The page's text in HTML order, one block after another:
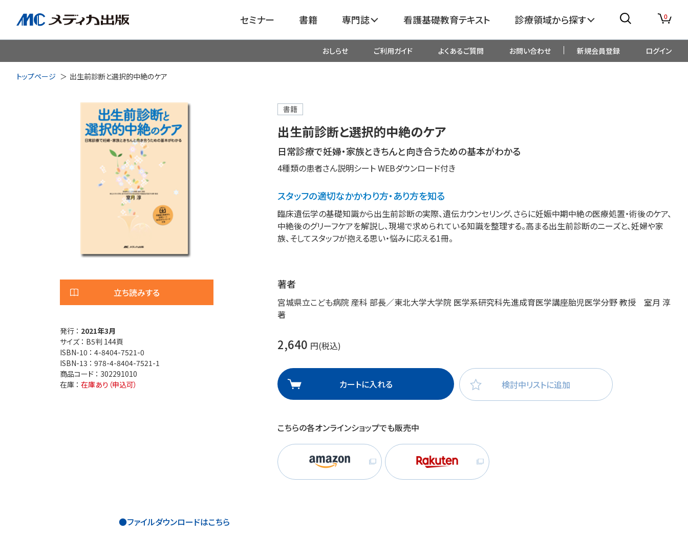
セミナー 書籍 専門誌
看護
医学
栄養
看護基礎教育テキスト 診療領域から探す
脳神経
透析・腎臓・血液浄化 がん
耳鼻咽喉科 産科・婦人科・周産期・助産
手術室・麻酔 救命・救急 総合診療
感染管理・感染症 栄養管理 超音波・画像・臨床検査 薬剤
産業保健 在宅医療・看護
退院調整・地域医療連携 高齢者介護
0
おしらせ ご利用ガイド よくあるご質問 お問い合わせ 新規会員登録 ログイン
トップページ 出生前診断と選択的中絶のケア
立ち読みする
発行 ： 2021年3月
サイズ ： B5判 144頁
ISBN-10 ： 4-8404-7521-0
ISBN-13 ： 978-4-8404-7521-1
商品コード ： 302291010
在庫 ： 在庫あり（申込可）
書籍
出生前診断と選択的中絶のケア
日常診療で妊婦・家族ときちんと向き合うための基本がわかる
4種類の患者さん説明シート WEBダウンロード付き
スタッフの適切なかかわり方・あり方を知る
臨床遺伝学の基礎知識から出生前診断の実際、遺伝カウンセリング、さらに妊娠中期中絶の医療処置・術後のケア、
中絶後のグリーフケアを解説し、現場で求められている知識を整理する。高まる出生前診断のニーズと、妊婦や家
族、そしてスタッフが抱える思い・悩みに応える1冊。
著者
宮城県立こども病院 産科 部長／東北大学大学院 医学系研究科先進成育医学講座胎児医学分野 教授 室月 淳
著
2,640 円(税込)
カートに入れる 検討中リストに追加
こちらの各オンラインショップでも販売中
●ファイルダウンロードはこちら